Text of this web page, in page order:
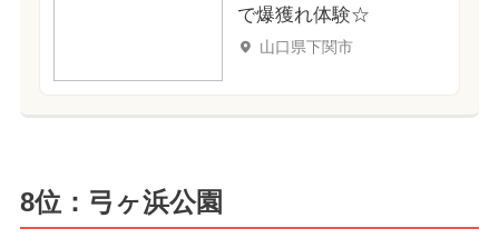
で爆獲れ体験☆
山口県下関市
8位：弓ヶ浜公園